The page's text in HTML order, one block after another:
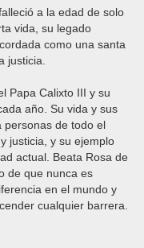
a la edad de solo
vida, su legado
como una santa
justicia.
Papa Calixto III y su
año. Su vida y sus
personas de todo el
justicia, y su ejemplo
actual. Beata Rosa de
de que nunca es
en el mundo y
cualquier barrera.